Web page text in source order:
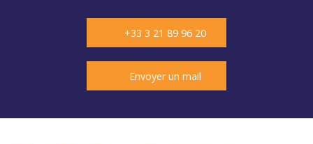
+33 3 21 89 96 20
Envoyer un mail